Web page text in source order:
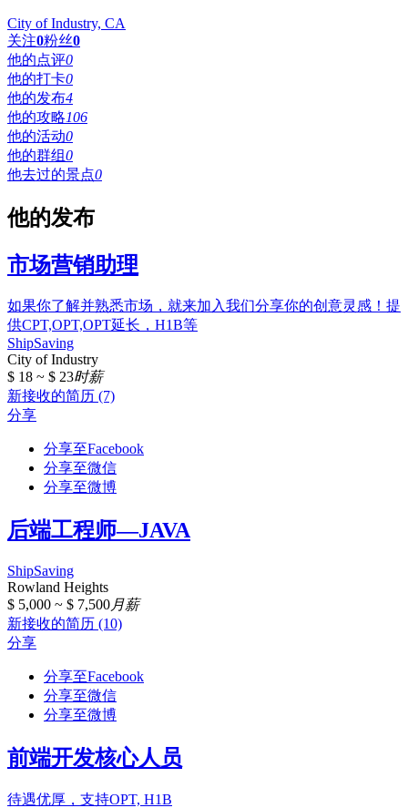
City of Industry, CA
关注0粉丝0
他的点评0
他的打卡0
他的发布4
他的攻略106
他的活动0
他的群组0
他去过的景点0
他的发布
市场营销助理
如果你了解并熟悉市场，就来加入我们分享你的创意灵感！提
供CPT,OPT,OPT延长，H1B等
ShipSaving
City of Industry
$ 18 ~ $ 23时薪
新接收的简历 (7)
分享
分享至Facebook
分享至微信
分享至微博
后端工程师—JAVA
ShipSaving
Rowland Heights
$ 5,000 ~ $ 7,500月薪
新接收的简历 (10)
分享
分享至Facebook
分享至微信
分享至微博
前端开发核心人员
待遇优厚，支持OPT, H1B